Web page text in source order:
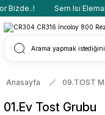
Sern Isı
Anasayfa 09.TOST
01.Ev Tost Grubu